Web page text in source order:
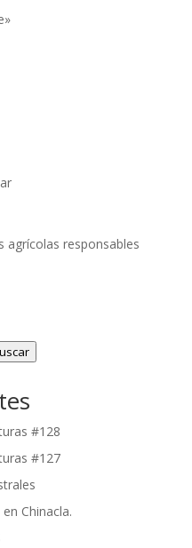
agrícolas responsables
#128
#127
Chinacla.